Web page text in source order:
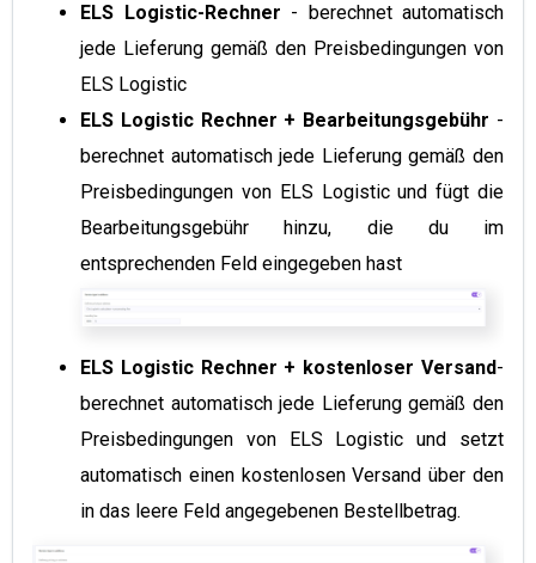
ELS Logistic-Rechner - berechnet automatisch
jede Lieferung gemäß den Preisbedingungen von
ELS Logistic
ELS LogisticRechner + Bearbeitungsgebühr -
berechnet automatisch jede Lieferung gemäß den
Preisbedingungen von ELS Logisticund fügt die
Bearbeitungsgebühr hinzu, die du im
entsprechenden Feld eingegeben hast
ELS LogisticRechner + kostenloser Versand-
berechnet automatisch jede Lieferung gemäß den
Preisbedingungen von ELS Logisticund setzt
automatisch einen kostenlosen Versand über den
in das leere Feld angegebenen Bestellbetrag.